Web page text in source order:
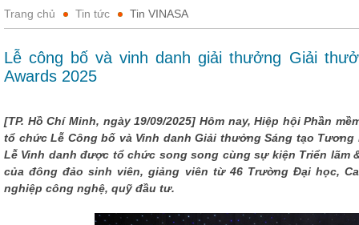
Trang chủ Tin tức Tin VINASA
Lễ công bố và vinh danh giải thưởng Giải
Awards 2025
[TP. Hồ Chí Minh, ngày 19/09/2025] Hôm nay, Hiệp hội Phần
tổ chức Lễ Công bố và Vinh danh Giải thưởng Sáng tạo Tương
Lễ Vinh danh được tổ chức song song cùng sự kiện Triển lãm
của đông đảo sinh viên, giảng viên từ 46 Trường Đại học,
nghiệp công nghệ, quỹ đầu tư.